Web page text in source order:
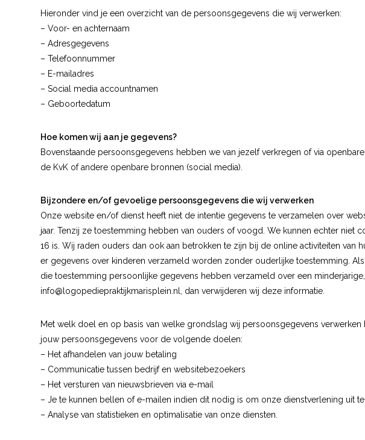
Hieronder vind je een overzicht van de persoonsgegevens die wij verwerken:
– Voor- en achternaam
– Adresgegevens
– Telefoonnummer
– E-mailadres
– Social media accountnamen
– Geboortedatum
Hoe komen wij aan je gegevens?
Bovenstaande persoonsgegevens hebben we van jezelf verkregen of via
de KvK of andere openbare bronnen (social media).
Bijzondere en/of gevoelige persoonsgegevens die wij verwerken
Onze website en/of dienst heeft niet de intentie gegevens te verzamelen over
jaar. Tenzij ze toestemming hebben van ouders of voogd. We kunnen echter niet
16 is. Wij raden ouders dan ook aan betrokken te zijn bij de online activiteiten van
er gegevens over kinderen verzameld worden zonder ouderlijke toestemming.
die toestemming persoonlijke gegevens hebben verzameld over een
info@logopediepraktijkmarisplein.nl
, dan verwijderen wij deze informatie.
Met welk doel en op basis van welke grondslag wij persoonsgegevens
jouw persoonsgegevens voor de volgende doelen:
– Het afhandelen van jouw betaling
– Communicatie tussen bedrijf en websitebezoekers
– Het versturen van nieuwsbrieven via e-mail
– Je te kunnen bellen of e-mailen indien dit nodig is om onze dienstverlening uit
– Analyse van statistieken en optimalisatie van onze diensten.